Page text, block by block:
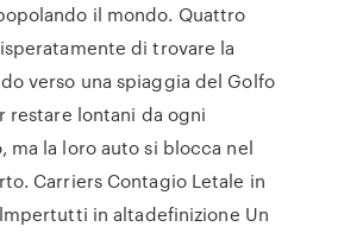
il mondo. Quattro
di trovare la
verso una spiaggia del Golfo
restare lontani da ogni
ma la loro auto si blocca nel
Carriers Contagio Letale in
in altadefinizione Un